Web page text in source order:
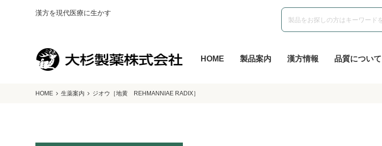
漢方を現代医療に生かす
HOME 製品案内 漢方情報 品質について
HOME 生薬案内 ジオウ［地黄 REHMANNIAE RADIX］